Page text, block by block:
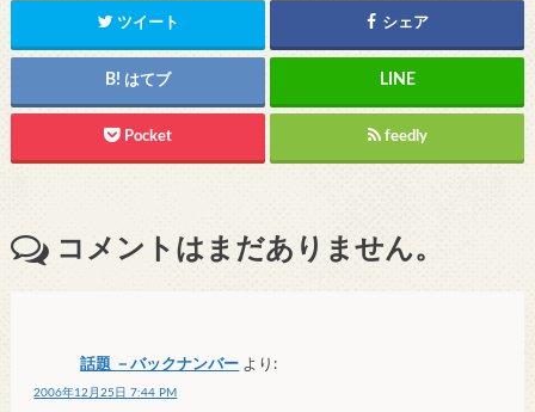
ツイート シェア
はてブ
Pocket feedly
コメントはまだありません。
話題 －バックナンバー より:
2006年12月25日 7:44 PM